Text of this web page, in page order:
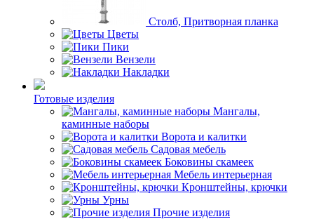
Столб, Притворная планка
Цветы
Пики
Вензели
Накладки
Готовые изделия
Мангалы,
каминные наборы
Ворота и калитки
Садовая мебель
Боковины скамеек
Мебель интерьерная
Кронштейны, крючки
Урны
Прочие изделия